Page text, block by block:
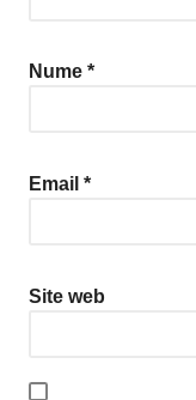
Nume *
Email *
Site web